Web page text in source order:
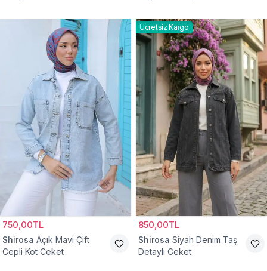
750,00TL
Shirosa Açık Mavi Çift
Cepli Kot Ceket
Ücretsiz Kargo
850,00TL
Shirosa Siyah Denim Taş
Detaylı Ceket